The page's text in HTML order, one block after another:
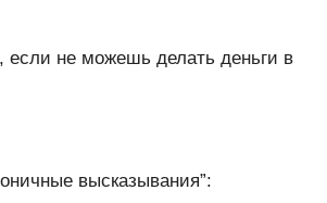
если не можешь делать деньги в
высказывания”: